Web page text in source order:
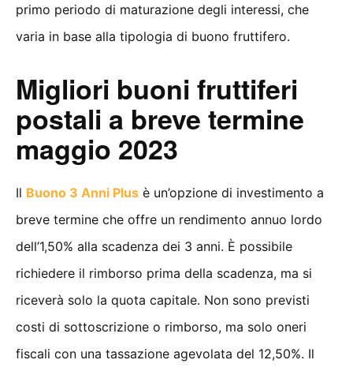
primo periodo di maturazione degli interessi, che
varia in base alla tipologia di buono fruttifero.
Migliori buoni fruttiferi
postali a breve termine
maggio 2023
Il Buono 3 Anni Plus è un’opzione di investimento a
breve termine che offre un rendimento annuo lordo
dell’1,50% alla scadenza dei 3 anni. È possibile
richiedere il rimborso prima della scadenza, ma si
riceverà solo la quota capitale. Non sono previsti
costi di sottoscrizione o rimborso, ma solo oneri
fiscali con una tassazione agevolata del 12,50%. Il